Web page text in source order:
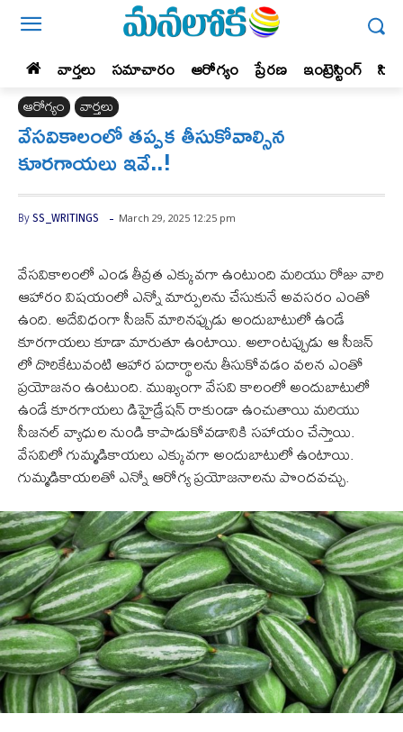
వార్తలు సమాచారం ఆరోగ్యం ప్రేర‌ణ‌ ఇంట్రెస్టింగ్‌
ఆరోగ్యం వార్తలు
వేసవికాలంలో తప్పక తీసుకోవాల్సిన
కూరగాయలు ఇవే..!
By SS_WRITINGS - March 29, 2025 12:25 pm
వేసవికాలంలో ఎండ తీవ్రత ఎక్కువగా ఉంటుంది మరియు రోజు వారి
ఆహారం విషయంలో ఎన్నో మార్పులను చేసుకునే అవసరం ఎంతో
ఉంది. అదేవిధంగా సీజన్ మారినప్పుడు అందుబాటులో ఉండే
కూరగాయలు కూడా మారుతూ ఉంటాయి. అలాంటప్పుడు ఆ సీజన్
లో దొరికేటువంటి ఆహార పదార్థాలను తీసుకోవడం వలన ఎంతో
ప్రయోజనం ఉంటుంది. ముఖ్యంగా వేసవి కాలంలో అందుబాటులో
ఉండే కూరగాయలు డిహైడ్రేషన్ రాకుండా ఉంచుతాయి మరియు
సీజనల్ వ్యాధుల నుండి కాపాడుకోవడానికి సహాయం చేస్తాయి.
వేసవిలో గుమ్మడికాయలు ఎక్కువగా అందుబాటులో ఉంటాయి.
గుమ్మడికాయలతో ఎన్నో ఆరోగ్య ప్రయోజనాలను పొందవచ్చు.